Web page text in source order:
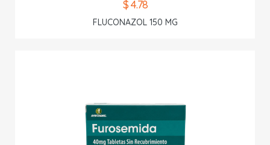
$ 4.78
FLUCONAZOL 150 MG